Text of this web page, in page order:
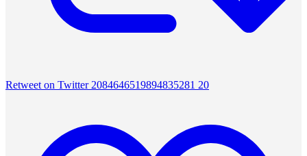
Retweet on Twitter 2084646519894835281 20